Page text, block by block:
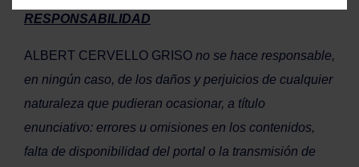
RESPONSABILIDAD
ALBERT CERVELLO GRISO no se hace responsable,
en ningún caso, de los daños y perjuicios de cualquier
naturaleza que pudieran ocasionar, a título
enunciativo: errores u omisiones en los contenidos,
falta de disponibilidad del portal o la transmisión de